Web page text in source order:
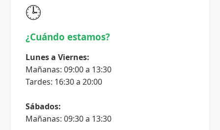
🕒
¿Cuándo estamos?
Lunes a Viernes:
Mañanas: 09:00 a 13:30
Tardes: 16:30 a 20:00
Sábados:
Mañanas: 09:30 a 13:30